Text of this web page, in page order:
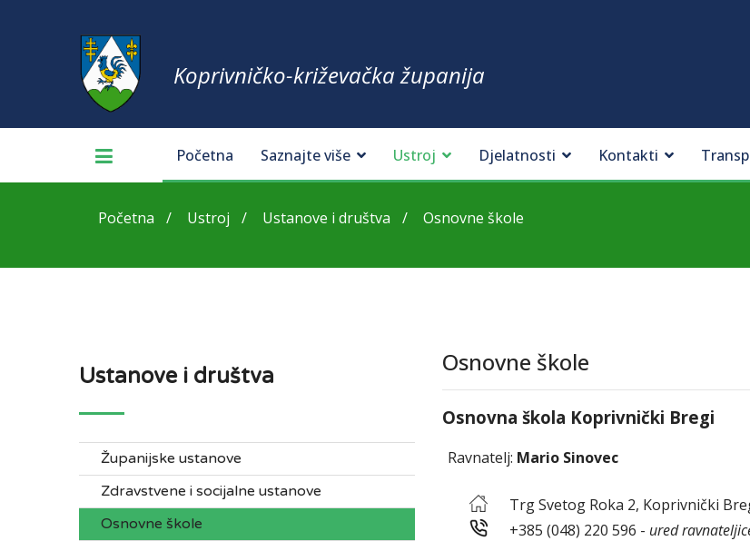
Koprivničko-križevačka županija
Početna Saznajte više Ustroj Djelatnosti Kontakti
Početna Ustroj Ustanove i društva Osnovne škole
Ustanove i društva
Županijske ustanove
Zdravstvene i socijalne ustanove
Osnovne škole
Osnovne škole
Osnovna škola Koprivnički Bregi
Ravnatelj: Mario Sinovec
Trg Svetog Roka 2, Koprivnički
+385 (048) 220 596 - ured